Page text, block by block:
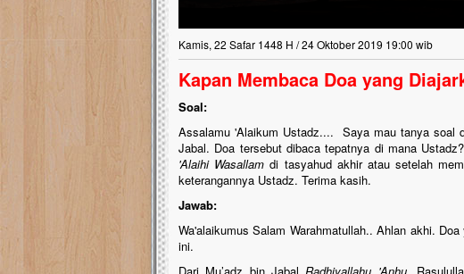
Kamis, 22 Safar 1448 H / 24 Oktober 2019 19:00 wib
Kapan Membaca Doa yang
Soal:
Assalamu 'Alaikum Ustadz.... Saya mau tanya soal
Jabal. Doa tersebut dibaca tepatnya di mana
'Alaihi Wasallamdi tasyahud akhir atau setelah
keterangannya Ustadz. Terima kasih.
Jawab:
Wa'alaikumus Salam Warahmatullah.. Ahlan akhi.
ini.